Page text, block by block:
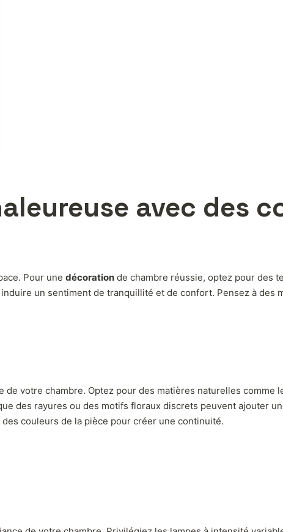
avec des
Pour une décoration de chambre réussie, optez pour des
un sentiment de tranquillité et de confort. Pensez à des
de votre chambre. Optez pour des matières naturelles
des rayures ou des motifs floraux discrets peuvent ajouter
couleurs de la pièce pour créer une continuité.